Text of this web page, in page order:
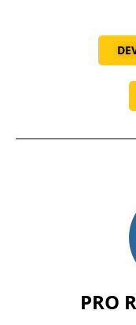
PRO